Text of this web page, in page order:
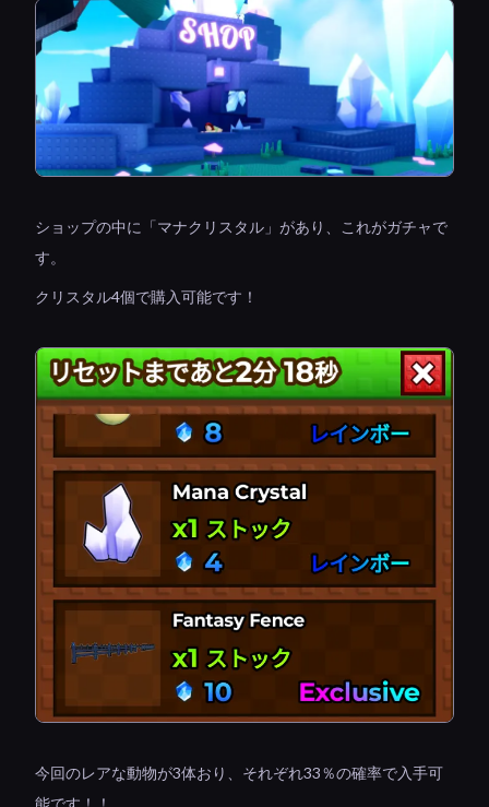
ショップの中に「マナクリスタル」があり、これがガチャで
す。
クリスタル4個で購入可能です！
今回のレアな動物が3体おり、それぞれ33％の確率で入手可
能です！！